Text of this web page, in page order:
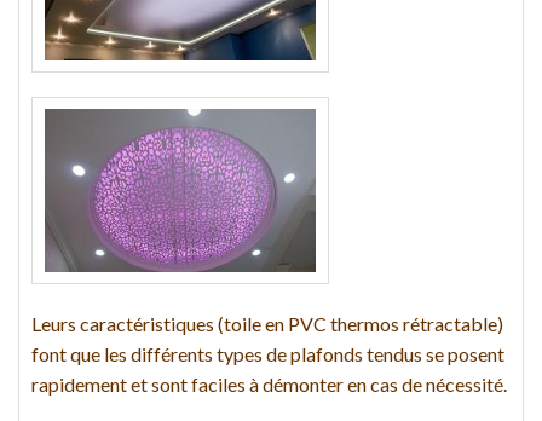
Leurs caractéristiques (toile en PVC thermos rétractable)
font que les différents types de plafonds tendus se posent
rapidement et sont faciles à démonter en cas de nécessité.